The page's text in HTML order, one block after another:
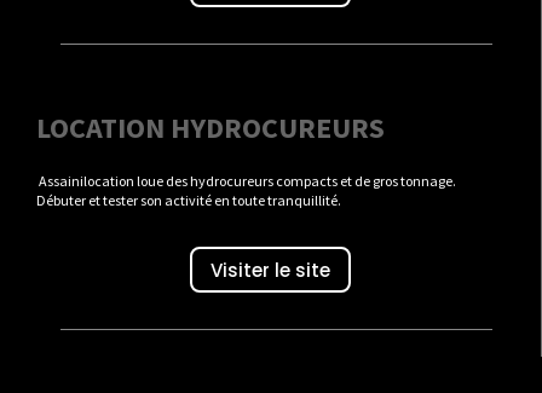
LOCATION HYDROCUREURS
Assainilocation loue des hydrocureurs compacts et de gros tonnage.
Débuter et tester son activité en toute tranquillité.
Visiter le site